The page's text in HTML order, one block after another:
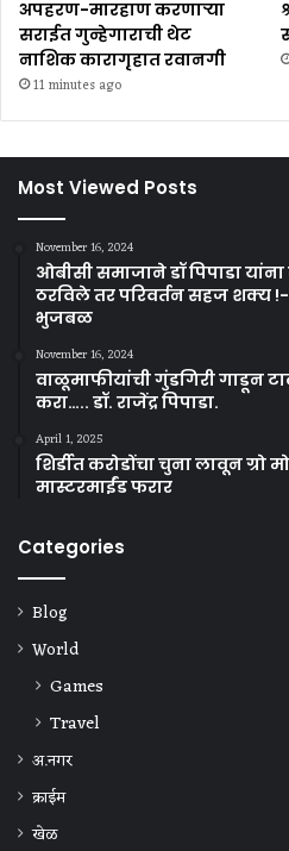
अपहरण-मारहाण करणाऱ्या
सराईत गुन्हेगाराची थेट
नाशिक कारागृहात रवानगी
11 minutes ago
Most Viewed Posts
November 16, 2024
ओबीसी समाजाने डॉ पिपाडा
ठरविले तर परिवर्तन सहज शक्य
भुजबळ
November 16, 2024
वाळूमाफीयांची गुंडगिरी गाडून
करा….. डॉ. राजेंद्र पिपाडा.
April 1, 2025
शिर्डीत करोडोंचा चुना लावून ग्रो
मास्टरमाईंड फरार
Categories
Blog
World
Games
Travel
अ.नगर
क्राईम
खेळ